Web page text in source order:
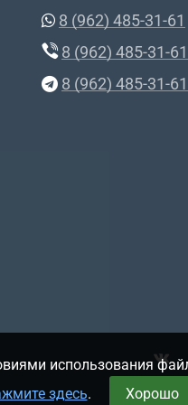
8 (962) 485-31-61
8 (962) 485-31-61
8 (962) 485-31-61
использования
здесь. Хорошо